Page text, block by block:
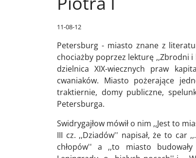
11-08-12
Petersburg - miasto znane z
chociażby poprzez lekturę ,,Zbrodni
dzielnica XIX-wiecznych praw
cwaniaków. Miasto pożerające
traktiernie, domy publiczne,
Petersburga.
Swidrygajłow mówił o nim ,,Jest to
III cz. ,,Dziadów'' napisał, że to car
chłopów'' a ,,to miasto